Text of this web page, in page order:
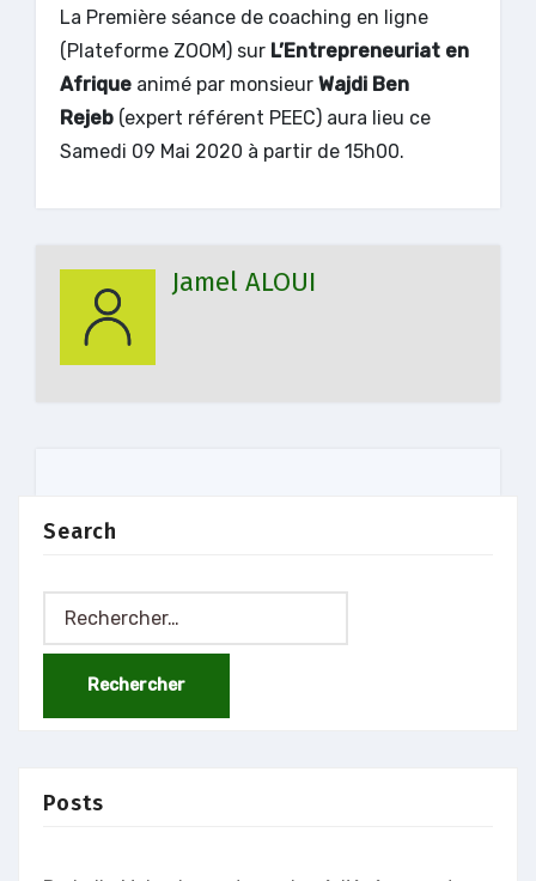
La Première séance de coaching en ligne
(Plateforme ZOOM) sur L’Entrepreneuriat en
Afrique animé par monsieur Wajdi Ben
Rejeb (expert référent PEEC) aura lieu ce
Samedi 09 Mai 2020 à partir de 15h00.
Jamel ALOUI
Search
Rechercher :
Posts